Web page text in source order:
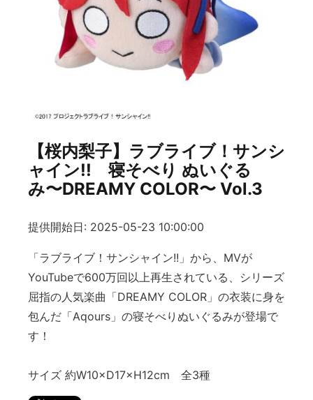
【桜内梨子】ラブライブ！サンシ
ャイン!! 寝そべり ぬいぐる
み〜DREAMY COLOR〜 Vol.3
提供開始日: 2025-05-23 10:00:00
「ラブライブ！サンシャイン!!」から、MVが
YouTubeで600万回以上再生されている、シリーズ
屈指の人気楽曲「DREAMY COLOR」の衣装に身を
包んだ「Aqours」の寝そべりぬいぐるみが登場で
す！
サイズ 約W10×D17×H12cm 全3種